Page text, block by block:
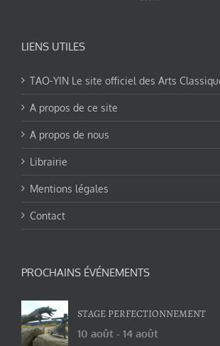
LIENS UTILES
TAO-YIN Le site officiel des Arts
A propos de ce site
A propos de nous
Librairie
Mentions légales
Contact
PROCHAINS ÉVÉNEMENTS
STAGE PERFECTIONNEMENT
10 août - 14 août